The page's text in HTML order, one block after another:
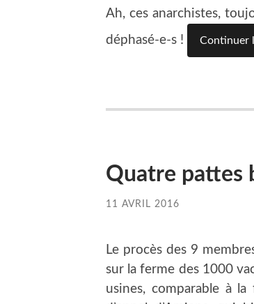
Ah, ces anarchistes,
déphasé-e-s !
Continuer
Quatre pattes
11 AVRIL 2016
Le procès des 9
sur la ferme des 1000
usines, comparable à